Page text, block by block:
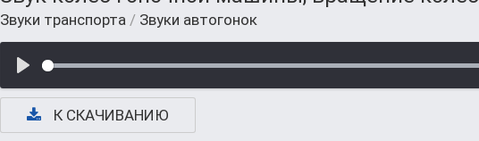
Звуки транспорта / Звуки автогонок
К СКАЧИВАНИЮ